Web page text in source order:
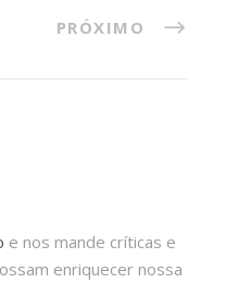
PRÓXIMO
e nos mande críticas e
enriquecer nossa